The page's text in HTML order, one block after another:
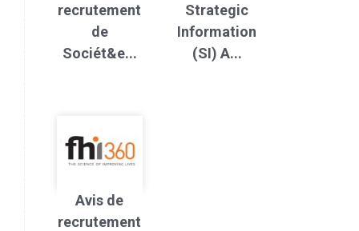
recrutement
de
Sociét&e...
Strategic
Information
(SI) A...
Avis de
recrutement